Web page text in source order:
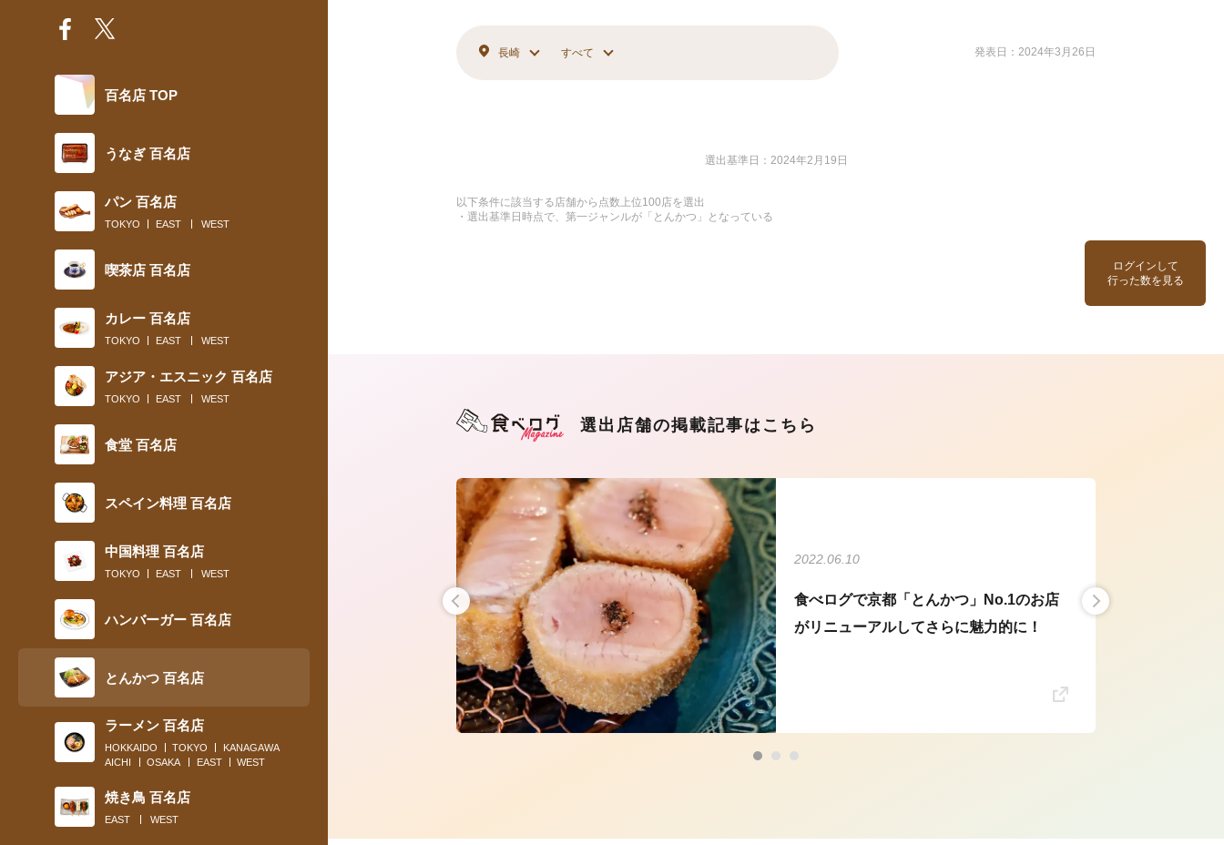
百名店 TOP
うなぎ 百名店
パン 百名店
TOKYO EAST WEST
喫茶店 百名店
カレー 百名店
TOKYO EAST WEST
アジア・エスニック 百名店
TOKYO EAST WEST
食堂 百名店
スペイン料理 百名店
中国料理 百名店
TOKYO EAST WEST
ハンバーガー 百名店
とんかつ 百名店
ラーメン 百名店
HOKKAIDO TOKYO
KANAGAWA
AICHI
OSAKA EAST WEST
焼き鳥 百名店
EAST WEST
長崎 すべて 発表日：2024年3月26日
選出基準日：2024年2月19日
以下条件に該当する店舗から点数上位100店を選出
・選出基準日時点で、第一ジャンルが「とんかつ」となっている
ログインして
行った数を見る
選出店舗の掲載記事はこちら
2021.11.01
サクサクッ絶品揚げたてとんかつ！
2022.06.10
食べログで京都「とんかつ」No.1のお店
がリニューアルしてさらに魅力的に！